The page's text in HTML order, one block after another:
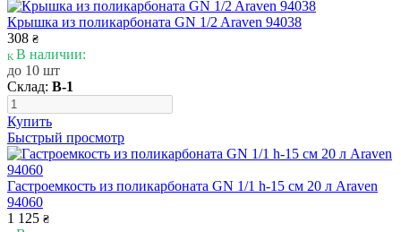
Крышка из поликарбоната GN 1/2 Araven 94038
308 ₴
В наличии:
до 10 шт
Склад: В-1
Купить
Быстрый просмотр
Гастроемкость из поликарбоната GN 1/1 h-15 см 20 л Araven
94060
1 125 ₴